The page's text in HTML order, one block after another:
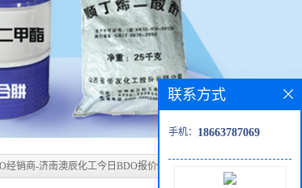
经销商-济南澳辰化工今日BDO报价9600，桶装货为主
联系方式
手机： 18663787069